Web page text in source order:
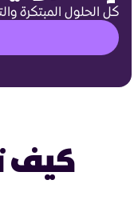
كل الحلول المبتكرة
كيف